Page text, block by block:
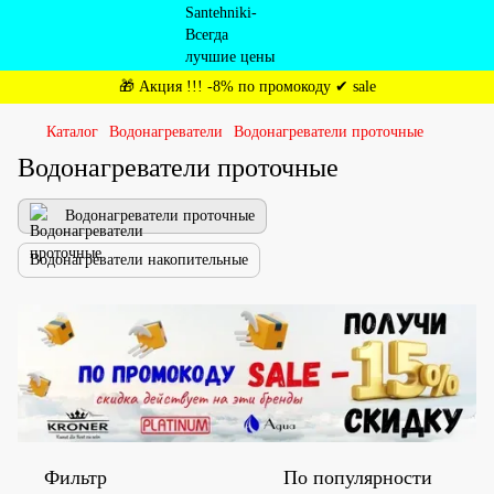
🎁 Акция !!! -8% по промокоду ✔ sale
Каталог Водонагреватели Водонагреватели проточные
Водонагреватели проточные
Водонагреватели проточные
Водонагреватели накопительные
Фильтр По популярности